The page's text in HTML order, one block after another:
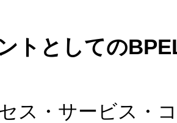
トとしての
ス・サービス・